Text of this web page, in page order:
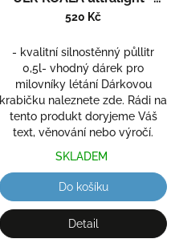
ručně ryté (broušené)
520 Kč
- kvalitní silnostěnný půllitr
0,5l- vhodný dárek pro
milovníky létání Dárkovou
krabičku naleznete zde. Rádi na
tento produkt doryjeme Váš
text, věnování nebo výročí.
SKLADEM
Do košíku
Detail